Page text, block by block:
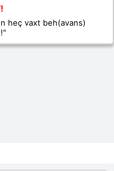
heç vaxt beh(avans)